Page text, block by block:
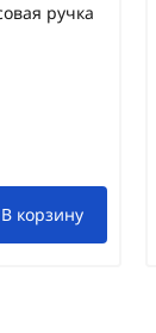
ручка
В корзину